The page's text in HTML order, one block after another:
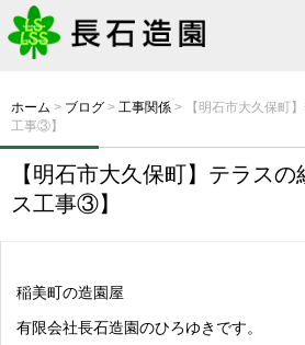
ホーム > ブログ > 工事関係 >
【明石市大久保町
工事③】
【明石市大久保町】テラス
ス工事③】
稲美町の造園屋
有限会社長石造園のひろゆきです。